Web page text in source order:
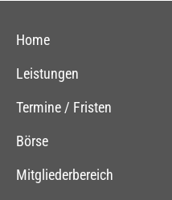
Home
Leistungen
Termine / Fristen
Börse
Mitgliederbereich